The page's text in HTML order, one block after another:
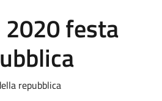
festa
repubblica